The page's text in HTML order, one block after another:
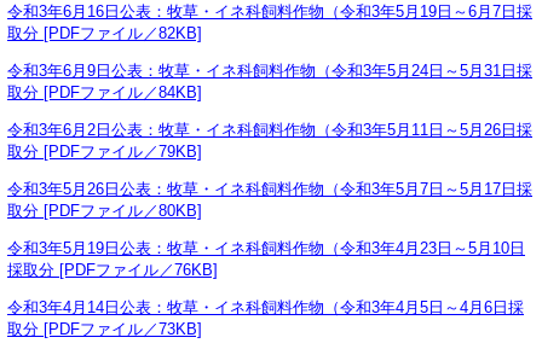
令和3年6月16日公表：牧草・イネ科飼料作物（令和3年5月19日～6月7日採
取分 [PDFファイル／82KB]
令和3年6月9日公表：牧草・イネ科飼料作物（令和3年5月24日～5月31日採
取分 [PDFファイル／84KB]
令和3年6月2日公表：牧草・イネ科飼料作物（令和3年5月11日～5月26日採
取分 [PDFファイル／79KB]
令和3年5月26日公表：牧草・イネ科飼料作物（令和3年5月7日～5月17日採
取分 [PDFファイル／80KB]
令和3年5月19日公表：牧草・イネ科飼料作物（令和3年4月23日～5月10日
採取分 [PDFファイル／76KB]
令和3年4月14日公表：牧草・イネ科飼料作物（令和3年4月5日～4月6日採
取分 [PDFファイル／73KB]